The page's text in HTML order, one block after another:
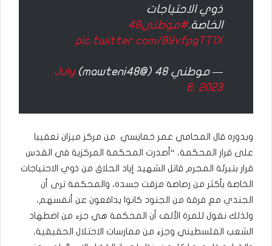
ذوي الاحتياجات
الخاصة.#موطني48
pic.twitter.com/BYvfpgTT1X
— موطني 48 (@mawteni48)
July
6, 2023
وبدوره قال المحامي عمر خمايسي من مركز ميزان تعقيبا
على قرار المحكمة، “أصدرت المحكمة المركزية في القدس
قرار بتبرئة المجرم قاتل الشهيد إياد الحلاق من ذوي الاحتياجات
الخاصة بأكثر من رصاصة مزقت جسده، والمحكمة ترى أن
الجندي مع فرقة من الجنود كانوا يدافعون عن أنفسهم،
ولذلك نقول للمرة الألف أن المحكمة هي جزء من اضطهاد
الشعب الفلسطيني وجزء من ممارسات الاحتلال الحقيقية،